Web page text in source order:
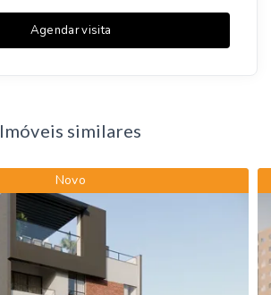
Agendar visita
Imóveis similares
Novo